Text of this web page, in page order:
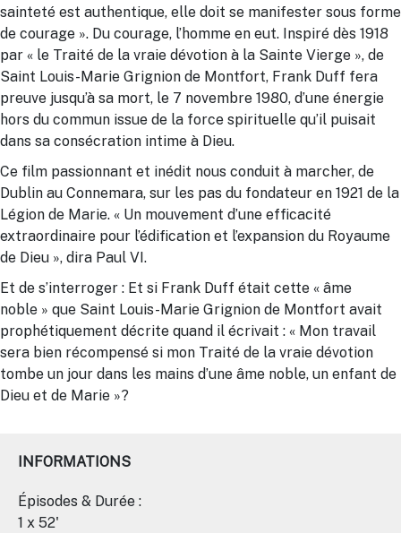
sainteté est authentique, elle doit se manifester sous forme
de courage ». Du courage, l’homme en eut. Inspiré dès 1918
par « le Traité de la vraie dévotion à la Sainte Vierge », de
Saint Louis-Marie Grignion de Montfort, Frank Duff fera
preuve jusqu’à sa mort, le 7 novembre 1980, d’une énergie
hors du commun issue de la force spirituelle qu’il puisait
dans sa consécration intime à Dieu.
Ce film passionnant et inédit nous conduit à marcher, de
Dublin au Connemara, sur les pas du fondateur en 1921 de la
Légion de Marie. « Un mouvement d’une efficacité
extraordinaire pour l’édification et l’expansion du Royaume
de Dieu », dira Paul VI.
Et de s’interroger : Et si Frank Duff était cette « âme
noble » que Saint Louis-Marie Grignion de Montfort avait
prophétiquement décrite quand il écrivait : « Mon travail
sera bien récompensé si mon Traité de la vraie dévotion
tombe un jour dans les mains d’une âme noble, un enfant de
Dieu et de Marie »?
INFORMATIONS
Épisodes & Durée :
1 x 52'